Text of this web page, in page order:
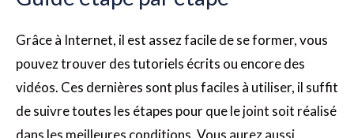
Grâce à Internet, il est assez facile de se former, vous
pouvez trouver des tutoriels écrits ou encore des
vidéos. Ces dernières sont plus faciles à utiliser, il suffit
de suivre toutes les étapes pour que le joint soit réalisé
dans les meilleures conditions. Vous aurez aussi